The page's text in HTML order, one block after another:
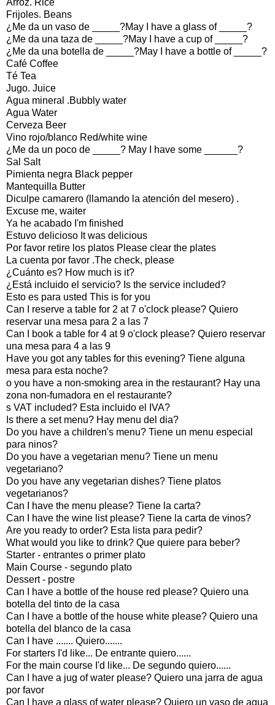
Frijoles. Beans
¿Me da un vaso de _____?May I have a glass of _____?
¿Me da una taza de _____?May I have a cup of _____?
¿Me da una botella de _____?May I have a bottle of _____?
Café Coffee
Té Tea
Jugo. Juice
Agua mineral .Bubbly water
Agua Water
Cerveza Beer
Vino rojo/blanco Red/white wine
¿Me da un poco de _____? May I have some ______?
Sal Salt
Pimienta negra Black pepper
Mantequilla Butter
Diculpe camarero (llamando la atención del mesero) .
Excuse me, waiter
Ya he acabado I'm finished
Estuvo delicioso It was delicious
Por favor retire los platos Please clear the plates
La cuenta por favor .The check, please
¿Cuánto es? How much is it?
¿Está incluido el servicio? Is the service included?
Esto es para usted This is for you
Can I reserve a table for 2 at 7 o'clock please? Quiero
reservar una mesa para 2 a las 7
Can I book a table for 4 at 9 o'clock please? Quiero reservar
una mesa para 4 a las 9
Have you got any tables for this evening? Tiene alguna
mesa para esta noche?
o you have a non-smoking area in the restaurant? Hay una
zona non-fumadora en el restaurante?
s VAT included? Esta incluido el IVA?
Is there a set menu? Hay menu del dia?
Do you have a children's menu? Tiene un menu especial
para ninos?
Do you have a vegetarian menu? Tiene un menu
vegetariano?
Do you have any vegetarian dishes? Tiene platos
vegetarianos?
Can I have the menu please? Tiene la carta?
Can I have the wine list please? Tiene la carta de vinos?
Are you ready to order? Esta lista para pedir?
What would you like to drink? Que quiere para beber?
Starter - entrantes o primer plato
Main Course - segundo plato
Dessert - postre
Can I have a bottle of the house red please? Quiero una
botella del tinto de la casa
Can I have a bottle of the house white please? Quiero una
botella del blanco de la casa
Can I have ....... Quiero.......
For starters I'd like... De entrante quiero......
For the main course I'd like... De segundo quiero......
Can I have a jug of water please? Quiero una jarra de agua
por favor
Can I have a glass of water please? Quiero un vaso de agua